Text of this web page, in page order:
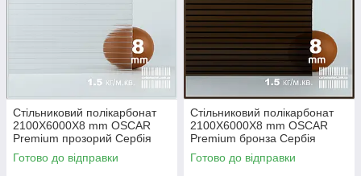
Стільниковий полікарбонат
2100Х6000Х8 mm OSCAR
Premium прозорий Сербія
Готово до відправки
Стільниковий полікарбонат
2100Х6000Х8 mm OSCAR
Premium бронза Сербія
Готово до відправки